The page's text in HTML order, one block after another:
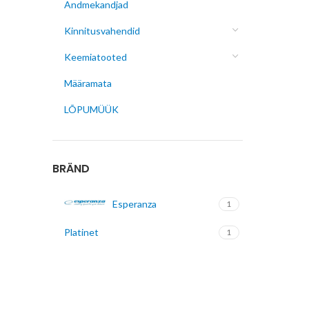
Andmekandjad
Kinnitusvahendid
Keemiatooted
Määramata
LÕPUMÜÜK
BRÄND
Esperanza 1
Platinet 1